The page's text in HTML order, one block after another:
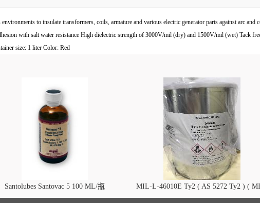
to insulate transformers, coils, armature and various electric generator parts against arc and
with salt water resistance High dielectric strength of 3000V/mil (dry) and 1500V/mil (wet) Tack
size: 1 liter Color: Red
Santolubes Santovac 5 100 ML/瓶
MIL-L-46010E Ty2 ( AS 5272 Ty2 ) (
L-46010 )干膜润滑剂